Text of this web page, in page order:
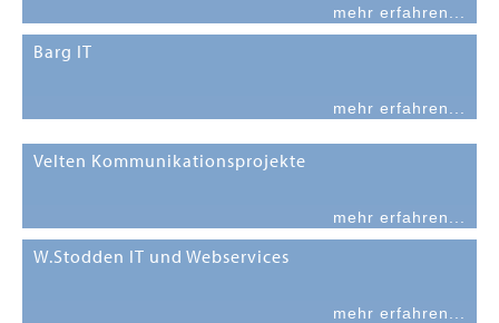
mehr erfahren...
Barg IT
mehr erfahren...
Velten Kommunikationsprojekte
mehr erfahren...
W.Stodden IT und Webservices
mehr erfahren...